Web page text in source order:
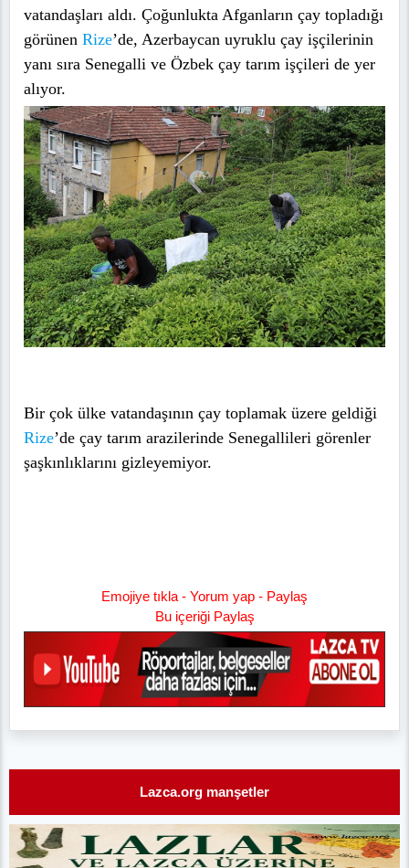
vatandaşları aldı. Çoğunlukta Afganların çay topladığı
görünen Rize’de, Azerbaycan uyruklu çay işçilerinin
yanı sıra Senegalli ve Özbek çay tarım işçileri de yer
alıyor.
Bir çok ülke vatandaşının çay toplamak üzere geldiği
Rize’de çay tarım arazilerinde Senegallileri görenler
şaşkınlıklarını gizleyemiyor.
Emojiye tıkla - Yorum yap - Paylaş
Bu içeriği Paylaş
Lazca.org manşetler